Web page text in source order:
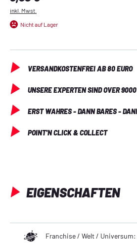
inkl. Mwst.
Nicht auf Lager
VERSANDKOSTENFREI AB 80 EURO
UNSERE EXPERTEN SIND OVER 9000
ERST WAHRES - DANN BARES -
POINT'N CLICK & COLLECT
EIGENSCHAFTEN
Franchise / Welt / Universum: